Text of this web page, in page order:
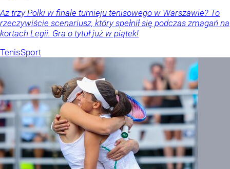
Aż trzy Polki w finale turnieju tenisowego w Warszawie? To
rzeczywiście scenariusz, który spełnił się podczas zmagań na
kortach Legii. Gra o tytuł już w piątek!
TenisSport